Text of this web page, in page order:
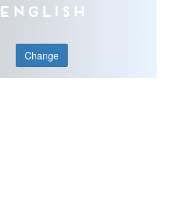
English
Change